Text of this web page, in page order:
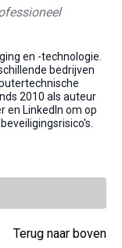
en -technologie.
bedrijven
2010 als auteur
en LinkedIn om op
Terug naar boven